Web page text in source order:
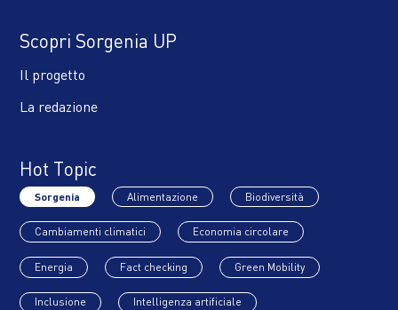
Scopri Sorgenia UP
Il progetto
La redazione
Hot Topic
Sorgenia Alimentazione Biodiversità
Cambiamenti climatici Economia circolare
Energia Fact checking Green Mobility
Inclusione Intelligenza artificiale